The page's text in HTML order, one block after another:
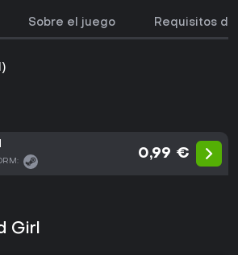
Sobre el juego Requisitos
0,99 €
Girl